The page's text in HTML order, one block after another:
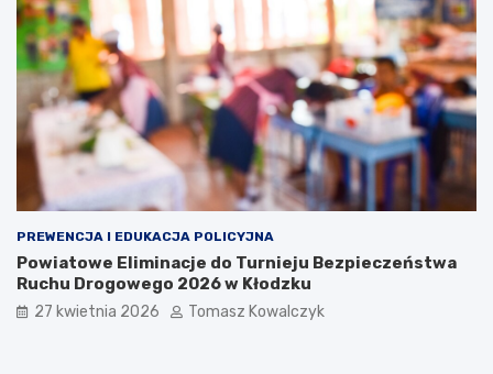
PREWENCJA I EDUKACJA POLICYJNA
Powiatowe Eliminacje do Turnieju Bezpieczeństwa
Ruchu Drogowego 2026 w Kłodzku
27 kwietnia 2026 Tomasz Kowalczyk